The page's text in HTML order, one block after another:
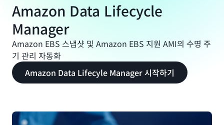
Amazon Data Lifecycle
Manager
Amazon EBS 스냅샷 및 Amazon EBS 지원 AMI의 수명 주
기 관리 자동화
Amazon Data Lifecyle Manager 시작하기